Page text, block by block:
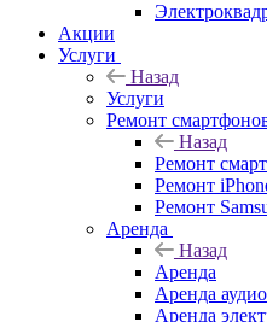
Акции
Услуги
Назад
Услуги
Ремонт
Назад
Ремонт
Ремонт
Ремонт
Аренда
Назад
Аренда
Аренда
Аренда